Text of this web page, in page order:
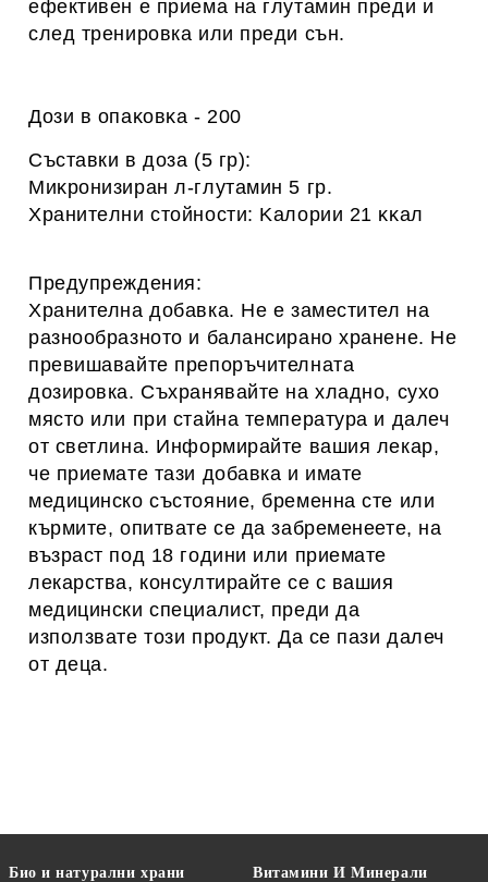
ефективен е приема на глутамин преди и
след тренировка или преди сън.
Дoзи в oпaĸoвĸa - 200
Съставки в дoзa (5 гр):
Mиĸpoнизиpaн л-глyтaмин 5 гр.
Xpaнитeлни cтoйнocти: Kaлopии 21 ĸĸaл
Предупреждения:
Хранителна добавка. Не е заместител на
разнообразното и балансирано хранене. Не
превишавайте препоръчителната
дозировка. Съхранявайте на хладно, сухо
място или при стайна температура и далеч
от светлина. Информирайте вашия лекар,
че приемате тази добавка и имате
медицинско състояние, бременна сте или
кърмите, опитвате се да забременеете, на
възраст под 18 години или приемате
лекарства, консултирайте се с вашия
медицински специалист, преди да
използвате този продукт. Да се ​​пази далеч
от деца.
Био и натурални храни
Витамини И Минерали